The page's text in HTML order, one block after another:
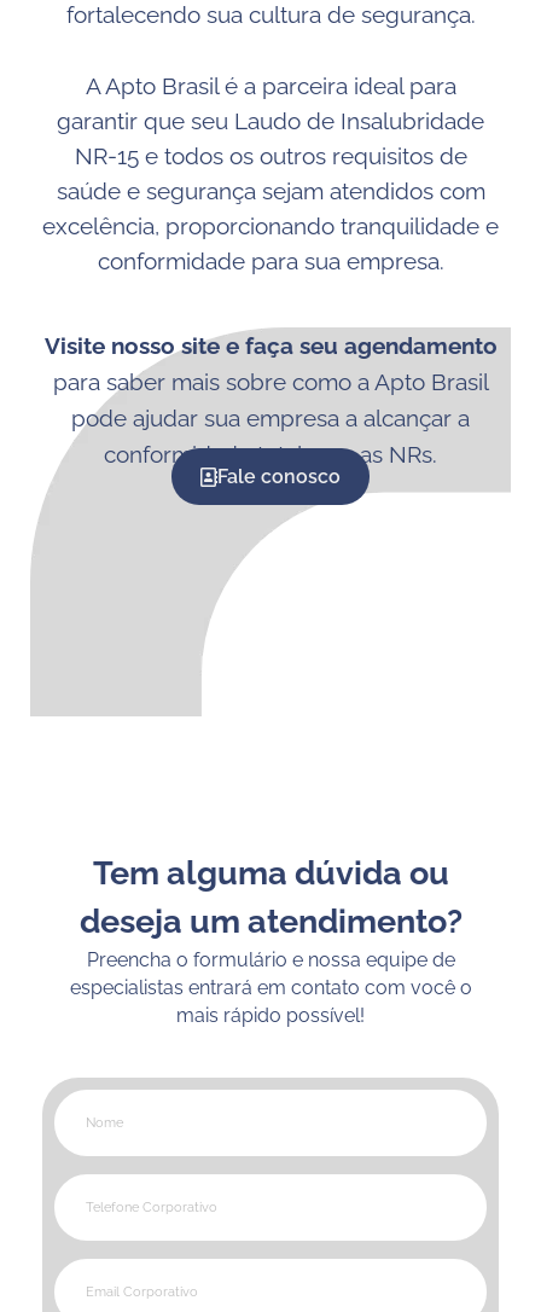
fortalecendo sua cultura de segurança.
A Apto Brasil é a parceira ideal para
garantir que seu Laudo de Insalubridade
NR-15 e todos os outros requisitos de
saúde e segurança sejam atendidos com
excelência, proporcionando tranquilidade e
conformidade para sua empresa.
Visite nosso site e faça seu agendamento
para saber mais sobre como a Apto Brasil
pode ajudar sua empresa a alcançar a
conformidade total com as NRs.
Fale conosco
Tem alguma dúvida ou
deseja um atendimento?
Preencha o formulário e nossa equipe de
especialistas entrará em contato com você o
mais rápido possível!